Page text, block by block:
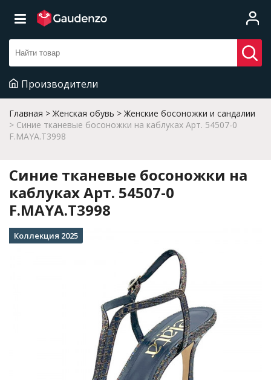
Производители
Главная Женская обувь
Женские босоножки и сандалии
Синие тканевые босоножки на каблуках Арт. 54507-0
F.MAYA.T3998
Синие тканевые босоножки на
каблуках Арт. 54507-0
F.MAYA.T3998
Коллекция 2025